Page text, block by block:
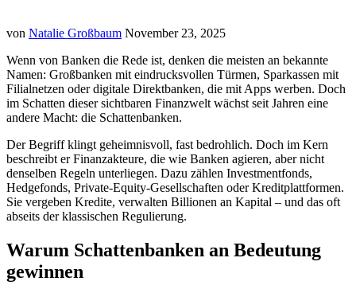
von Natalie Großbaum November 23, 2025
Wenn von Banken die Rede ist, denken die meisten an bekannte
Namen: Großbanken mit eindrucksvollen Türmen, Sparkassen mit
Filialnetzen oder digitale Direktbanken, die mit Apps werben. Doch
im Schatten dieser sichtbaren Finanzwelt wächst seit Jahren eine
andere Macht: die Schattenbanken.
Der Begriff klingt geheimnisvoll, fast bedrohlich. Doch im Kern
beschreibt er Finanzakteure, die wie Banken agieren, aber nicht
denselben Regeln unterliegen. Dazu zählen Investmentfonds,
Hedgefonds, Private-Equity-Gesellschaften oder Kreditplattformen.
Sie vergeben Kredite, verwalten Billionen an Kapital – und das oft
abseits der klassischen Regulierung.
Warum Schattenbanken an Bedeutung
gewinnen